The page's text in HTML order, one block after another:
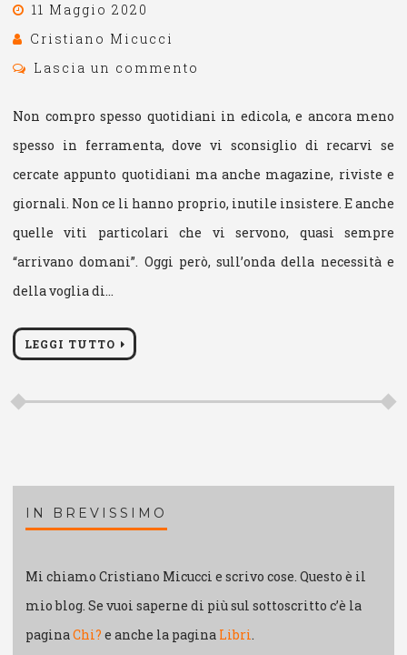
11 Maggio 2020
Cristiano Micucci
Lascia un commento
Non compro spesso quotidiani in edicola, e ancora meno
spesso in ferramenta, dove vi sconsiglio di recarvi se
cercate appunto quotidiani ma anche magazine, riviste e
giornali. Non ce li hanno proprio, inutile insistere. E anche
quelle viti particolari che vi servono, quasi sempre
“arrivano domani”. Oggi però, sull’onda della necessità e
della voglia di…
LEGGI TUTTO
IN BREVISSIMO
Mi chiamo Cristiano Micucci e scrivo cose. Questo è il
mio blog. Se vuoi saperne di più sul sottoscritto c’è la
paginaChi? e anche la pagina Libri.